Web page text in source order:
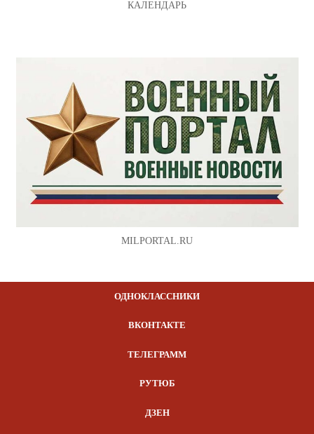
КАЛЕНДАРЬ
MILPORTAL.RU
ОДНОКЛАССНИКИ
ВКОНТАКТЕ
ТЕЛЕГРАММ
РУТЮБ
ДЗЕН